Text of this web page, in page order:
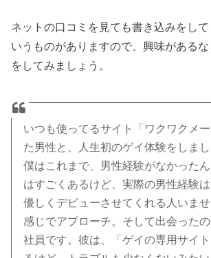
ネットの口コミを見ても書き込みをし
いうものがありますので、興味がある
をしてみましょう。
いつも使ってるサイト「ワクワクメ
た男性と、人生初のゲイ体験をしまし
僕はこれまで、男性経験がなかった
はすごくあるけど、実際の男性経験は
優しくデビューさせてくれる人いま
感じでアプローチ。そして出会った
社員です。彼は、「ゲイの専用サイ